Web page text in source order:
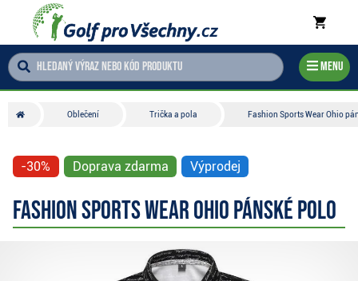
Menu
Oblečení Trička a pola Fashion Sports Wear Ohio
-30% Doprava zdarma Výprodej
Fashion Sports Wear Ohio pánské polo